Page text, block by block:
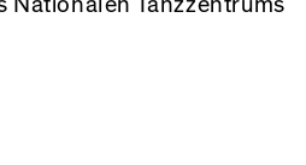
Nationalen Tanzzentrums